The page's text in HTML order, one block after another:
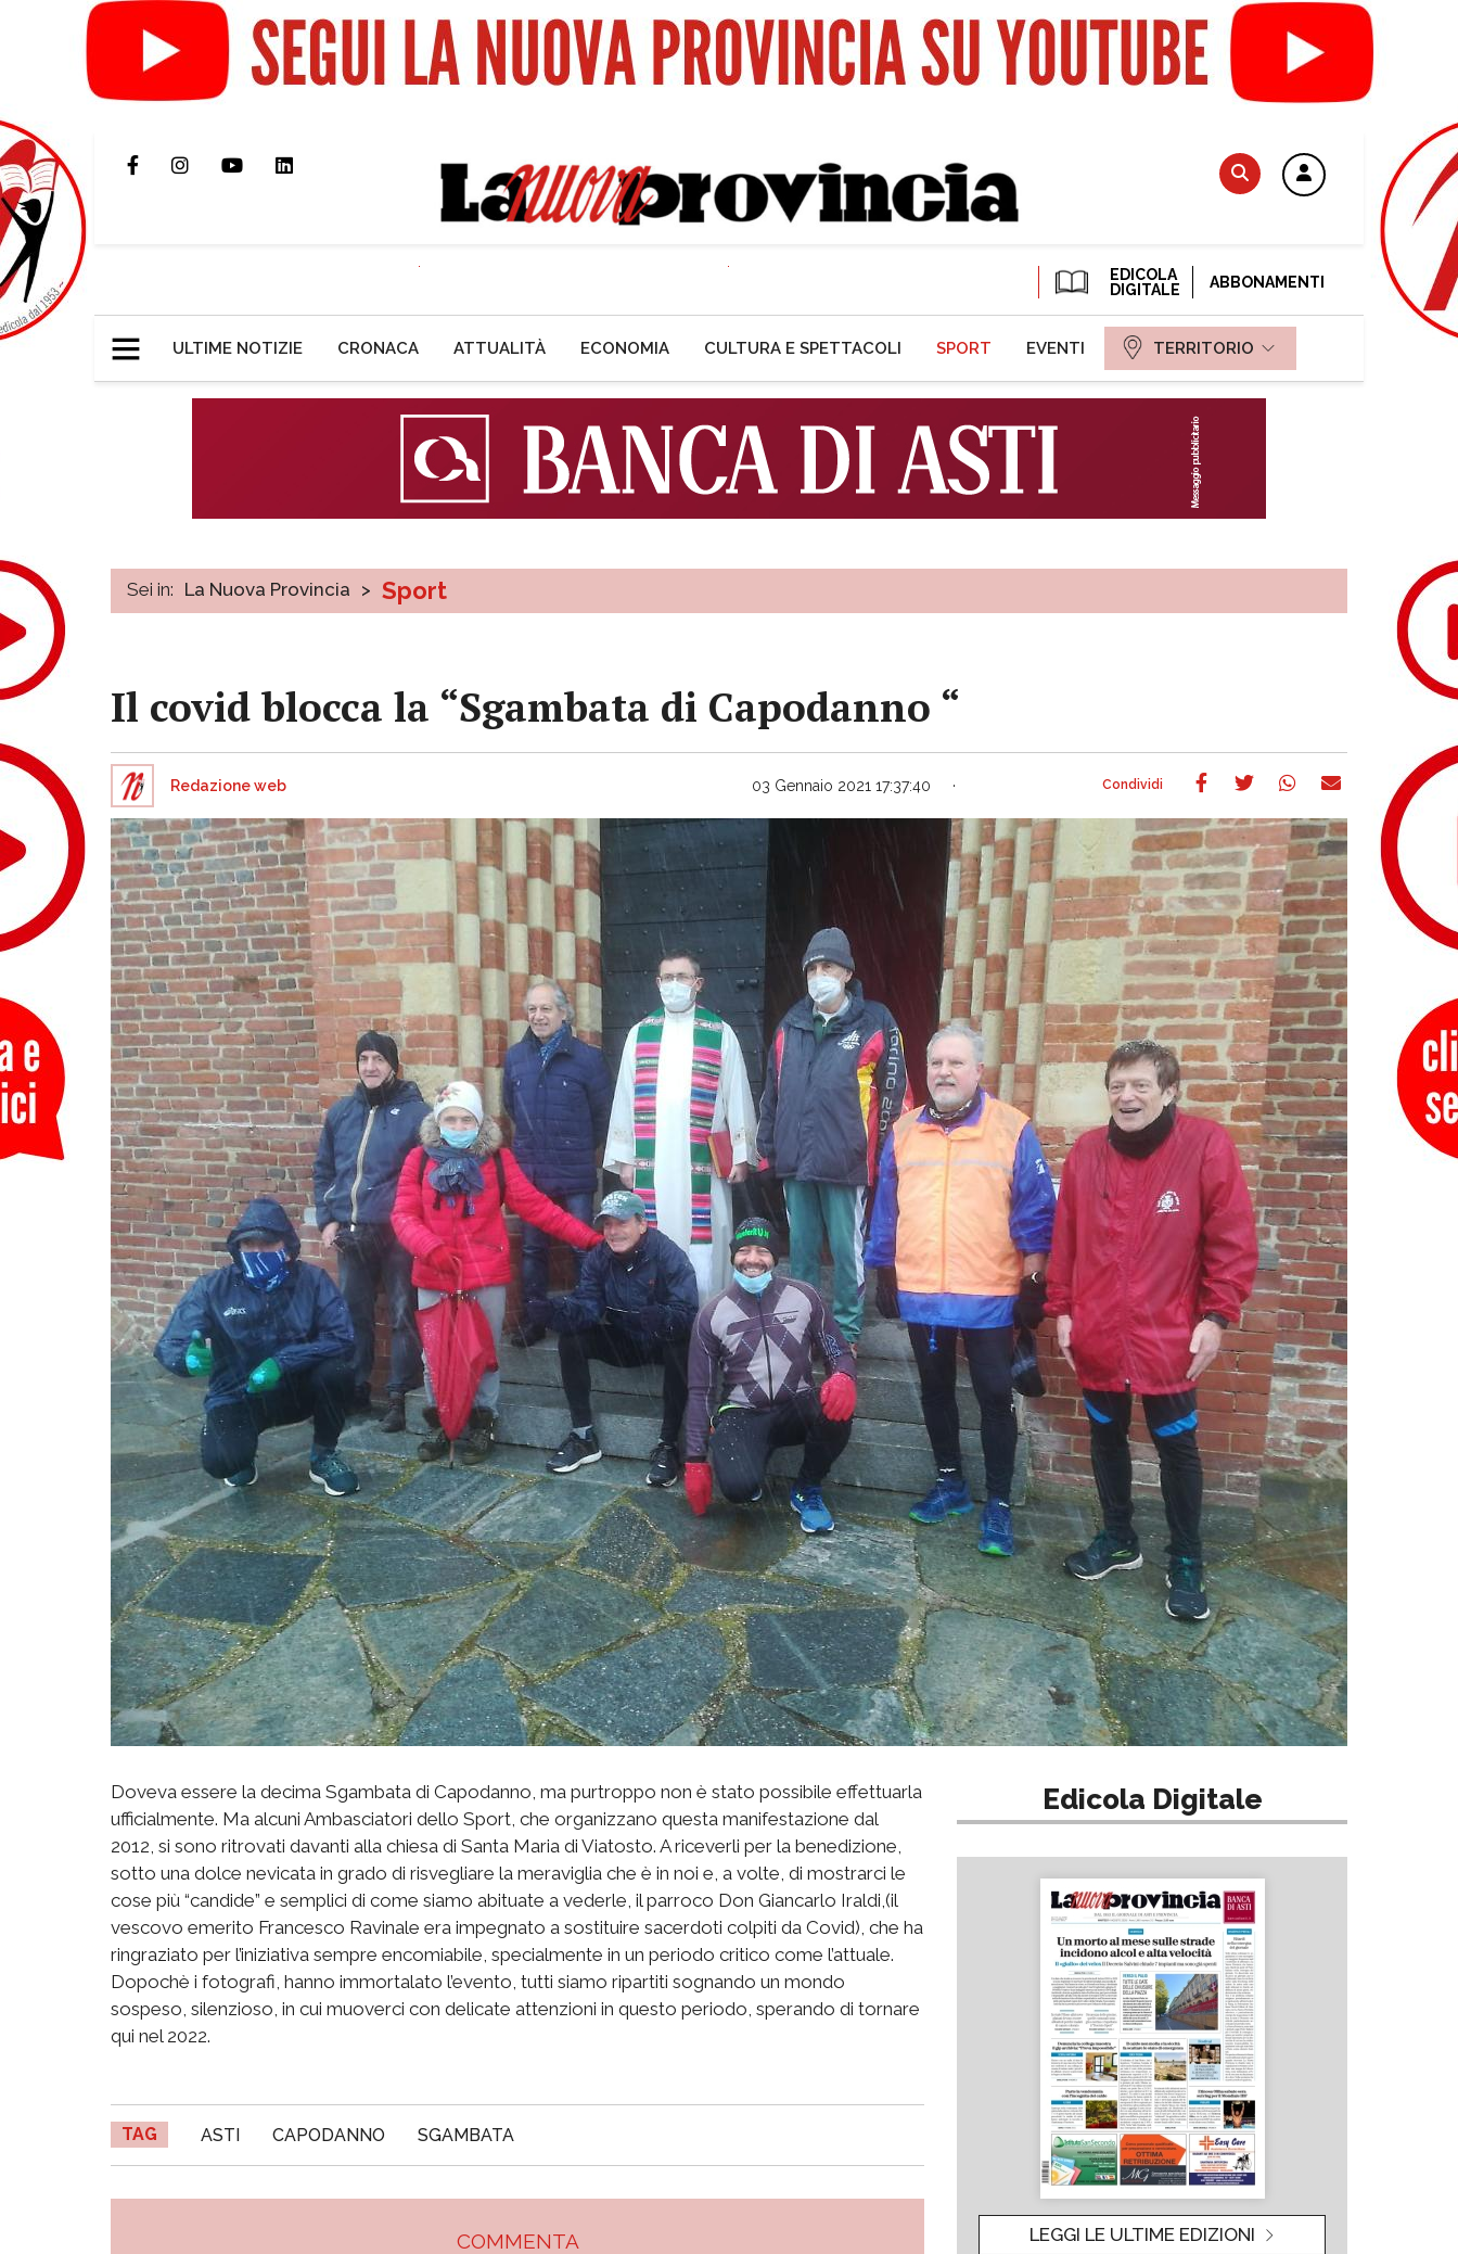
EDICOLA
DIGITALE
ABBONAMENTI
ULTIME NOTIZIE CRONACA ATTUALITÀ ECONOMIA CULTURA E SPETTACOLI SPORT EVENTI TERRITORIO
Sei in: La Nuova Provincia > Sport
Il covid blocca la “Sgambata di Capodanno “
Redazione web 03 Gennaio 2021 17:37:40
Doveva essere la decima Sgambata di Capodanno, ma purtroppo non è stato possibile effettuarla
ufficialmente. Ma alcuni Ambasciatori dello Sport , che organizzano questa manifestazione dal
2012, si sono ritrovati davanti alla chiesa di Santa Maria di Viatosto. A riceverli per la benedizione,
sotto una dolce nevicata in grado di risvegliare la meraviglia che è in noi e, a volte, di mostrarci le
cose più “candide” e semplici di come siamo abituate a vederle, il parroco Don Giancarlo Iraldi,(il
vescovo emerito Francesco Ravinale era impegnato a sostituire sacerdoti colpiti da Covid), che ha
ringraziato per l’iniziativa sempre encomiabile specialmente in un periodo critico come l’attuale.
Dopochè i fotografi, hanno immortalato l’evento , tutti siamo ripartiti sognando un mondo
sospeso, silenzioso, in cui muoverci con delicate attenzioni in questo periodo, sperando di tornare
qui nel 2022.
TAG ASTI CAPODANNO SGAMBATA
COMMENTA
Edicola Digitale
LEGGI LE ULTIME EDIZIONI